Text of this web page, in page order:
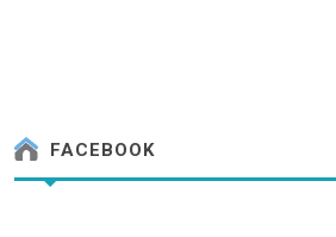
FACEBOOK